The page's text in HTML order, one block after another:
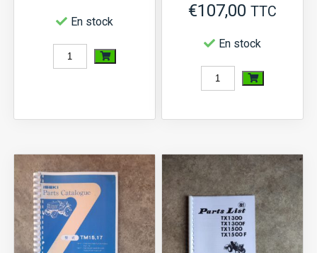
En stock
quantité
TA207,
€107,00 TTC
En stock
quantité
Iseki
TG23,
TG25
(châssis)